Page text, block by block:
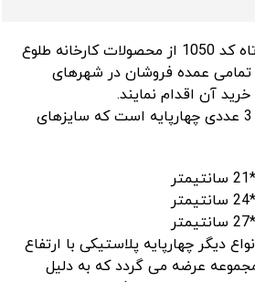
چهارپایه پلاستیکی کوتاه کد 1050 از محصولات کارخانه طلوع
عمده فروشان در شهرهای
آن اقدام نمایند.
این چهارپایه یک ست 3 عددی چهارپایه است که سایزهای
دیگر چهارپایه پلاستیکی با ارتفاع
عرضه می گردد که به دلیل